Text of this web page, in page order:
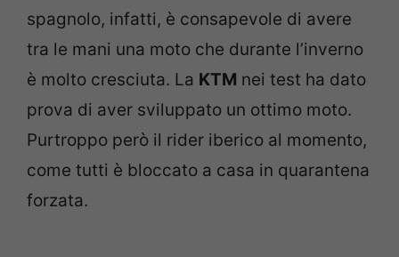
spagnolo, infatti, è consapevole di avere
tra le mani una moto che durante l’inverno
è molto cresciuta. La KTM nei test ha dato
prova di aver sviluppato un ottimo moto.
Purtroppo però il rider iberico al momento,
come tutti è bloccato a casa in quarantena
forzata.